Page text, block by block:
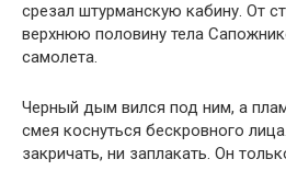
срезал штурманскую кабину. От
верхнюю половину тела
самолета.
Черный дым вился под ним, а
смея коснуться бескровного
закричать, ни заплакать. Он